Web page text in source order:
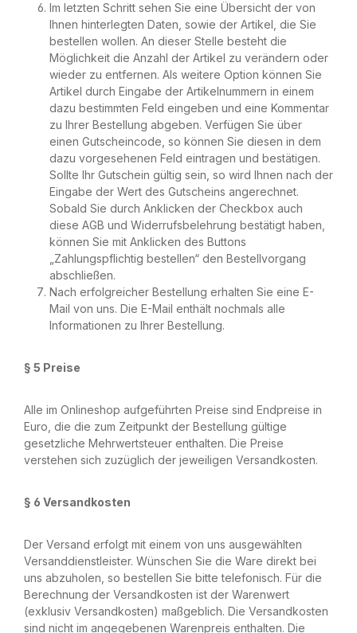
Im letzten Schritt sehen Sie eine Übersicht der von
Ihnen hinterlegten Daten, sowie der Artikel, die Sie
bestellen wollen. An dieser Stelle besteht die
Möglichkeit die Anzahl der Artikel zu verändern oder
wieder zu entfernen. Als weitere Option können Sie
Artikel durch Eingabe der Artikelnummern in einem
dazu bestimmten Feld eingeben und eine Kommentar
zu Ihrer Bestellung abgeben. Verfügen Sie über
einen Gutscheincode, so können Sie diesen in dem
dazu vorgesehenen Feld eintragen und bestätigen.
Sollte Ihr Gutschein gültig sein, so wird Ihnen nach der
Eingabe der Wert des Gutscheins angerechnet.
Sobald Sie durch Anklicken der Checkbox auch
diese AGB und Widerrufsbelehrung bestätigt haben,
können Sie mit Anklicken des Buttons
„Zahlungspflichtig bestellen“ den Bestellvorgang
abschließen.
Nach erfolgreicher Bestellung erhalten Sie eine E-
Mail von uns. Die E-Mail enthält nochmals alle
Informationen zu Ihrer Bestellung.
§ 5 Preise
Alle im Onlineshop aufgeführten Preise sind Endpreise in
Euro, die die zum Zeitpunkt der Bestellung gültige
gesetzliche Mehrwertsteuer enthalten. Die Preise
verstehen sich zuzüglich der jeweiligen Versandkosten.
§ 6 Versandkosten
Der Versand erfolgt mit einem von uns ausgewählten
Versanddienstleister. Wünschen Sie die Ware direkt bei
uns abzuholen, so bestellen Sie bitte telefonisch. Für die
Berechnung der Versandkosten ist der Warenwert
(exklusiv Versandkosten) maßgeblich. Die Versandkosten
sind nicht im angegebenen Warenpreis enthalten. Die